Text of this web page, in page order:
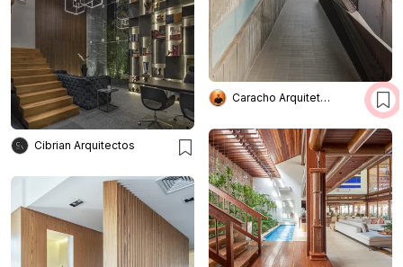
Caracho Arquitetos
Cibrian Arquitectos